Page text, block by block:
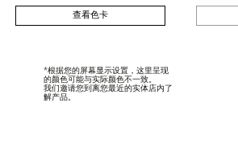
查看色卡
*根据您的屏幕显示设置，这里呈现
的颜色可能与实际颜色不一致。
我们邀请您到离您最近的实体店内了
解产品。